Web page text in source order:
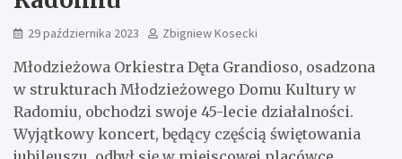
29 października 2023 Zbigniew Kosecki
Młodzieżowa Orkiestra Dęta Grandioso, osadzona
w strukturach Młodzieżowego Domu Kultury w
Radomiu, obchodzi swoje 45-lecie działalności.
Wyjątkowy koncert, będący częścią świętowania